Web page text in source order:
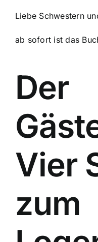
​Liebe Schwestern
ab sofort ist das
Der
Vier
zum